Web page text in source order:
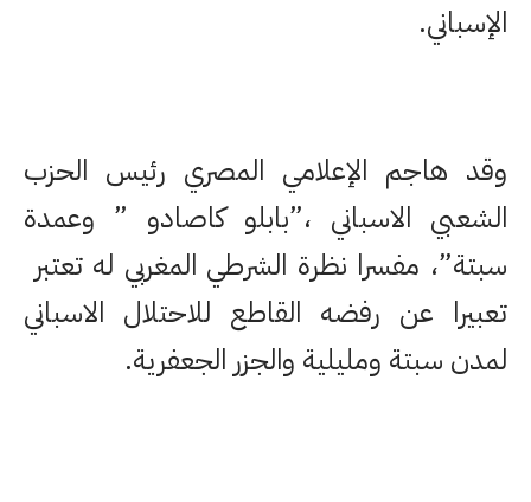
الإسباني.
وقد هاجم الإعلامي المصري رئيس الحزب
الشعبي الاسباني ،”بابلو كاصادو ” وعمدة
سبتة”، مفسرا نظرة الشرطي المغربي له تعتبر
تعبيرا عن رفضه القاطع للاحتلال الاسباني
لمدن سبتة ومليلية والجزر الجعفرية.